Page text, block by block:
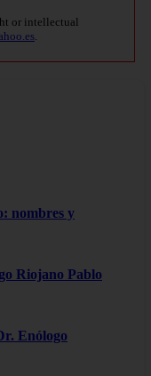
or intellectual
.
nombres y
Riojano Pablo
Enólogo